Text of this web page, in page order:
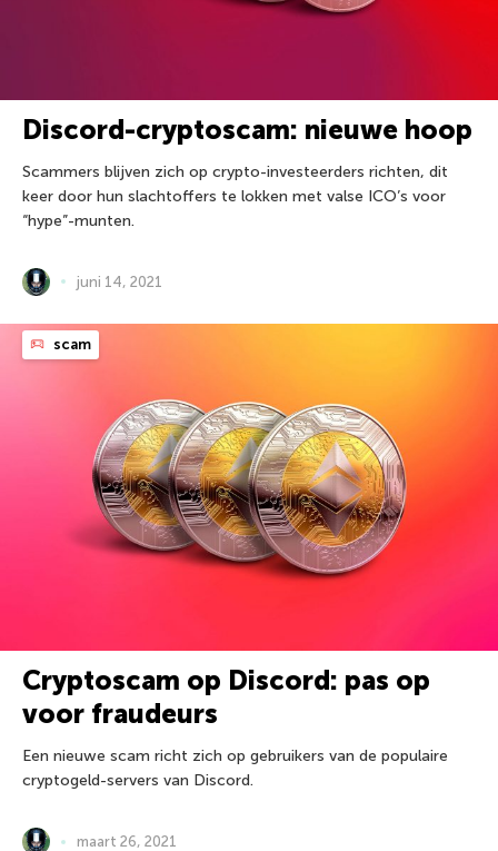
Discord-cryptoscam: nieuwe hoop
Scammers blijven zich op crypto-investeerders richten, dit
keer door hun slachtoffers te lokken met valse ICO’s voor
“hype”-munten.
juni 14, 2021
scam
Cryptoscam op Discord: pas op
voor fraudeurs
Een nieuwe scam richt zich op gebruikers van de populaire
cryptogeld-servers van Discord.
maart 26, 2021